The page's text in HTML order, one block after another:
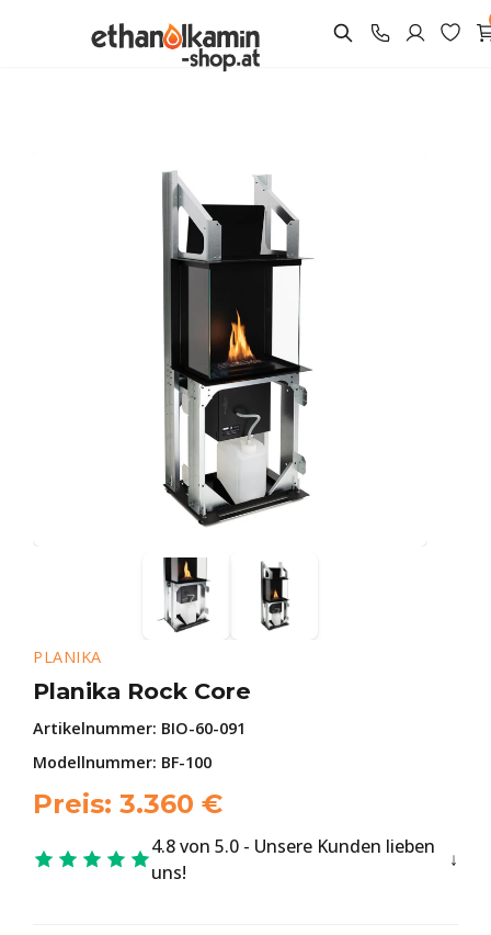
PLANIKA
Planika Rock Core
Artikelnummer: BIO-60-091
Modellnummer: BF-100
Preis: 3.360 €
4.8 von 5.0 - Unsere Kunden lieben
uns!